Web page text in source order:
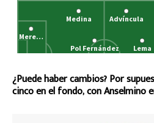
¿Puede haber cambios? Por
cinco en el fondo, con Anselmino